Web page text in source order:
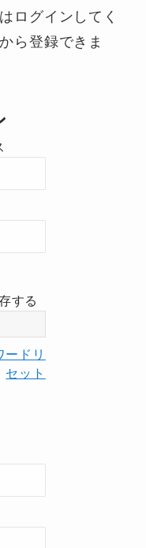
ログインしてく
ら登録できま
する
ードリ
セット